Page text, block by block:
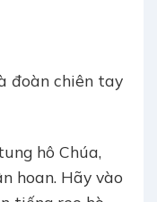
đoàn chiên tay
hô Chúa,
hoan. Hãy vào